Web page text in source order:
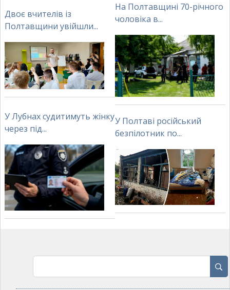
Двоє вчителів із
Полтавщини увійшли...
На Полтавщині 70-річного
чоловіка в...
У Лубнах судитимуть жінку
через під...
У Полтаві російський
безпілотник по...